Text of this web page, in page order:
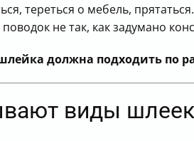
тереться о мебель, прятаться.
не так, как задумано
должна подходить по
виды